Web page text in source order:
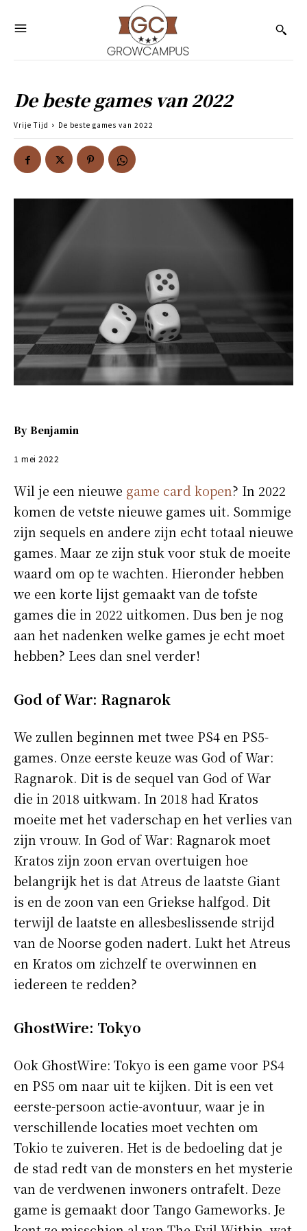
De beste games van 2022
Vrije Tijd De beste games van 2022
By Benjamin
1 mei 2022
Wil je een nieuwe game card kopen? In 2022
komen de vetste nieuwe games uit. Sommige
zijn sequels en andere zijn echt totaal nieuwe
games. Maar ze zijn stuk voor stuk de moeite
waard om op te wachten. Hieronder hebben
we een korte lijst gemaakt van de tofste
games die in 2022 uitkomen. Dus ben je nog
aan het nadenken welke games je echt moet
hebben? Lees dan snel verder!
God of War: Ragnarok
We zullen beginnen met twee PS4 en PS5-
games. Onze eerste keuze was God of War:
Ragnarok. Dit is de sequel van God of War
die in 2018 uitkwam. In 2018 had Kratos
moeite met het vaderschap en het verlies van
zijn vrouw. In God of War: Ragnarok moet
Kratos zijn zoon ervan overtuigen hoe
belangrijk het is dat Atreus de laatste Giant
is en de zoon van een Griekse halfgod. Dit
terwijl de laatste en allesbeslissende strijd
van de Noorse goden nadert. Lukt het Atreus
en Kratos om zichzelf te overwinnen en
iedereen te redden?
GhostWire: Tokyo
Ook GhostWire: Tokyo is een game voor PS4
en PS5 om naar uit te kijken. Dit is een vet
eerste-persoon actie-avontuur, waar je in
verschillende locaties moet vechten om
Tokio te zuiveren. Het is de bedoeling dat je
de stad redt van de monsters en het mysterie
van de verdwenen inwoners ontrafelt. Deze
game is gemaakt door Tango Gameworks. Je